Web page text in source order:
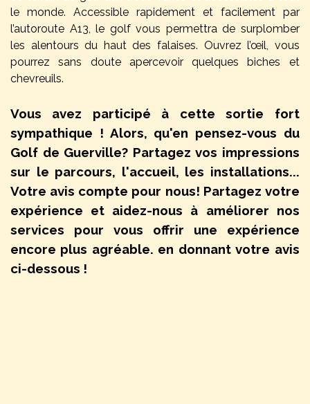
le monde. Accessible rapidement et facilement par
l’autoroute A13, le golf vous permettra de surplomber
les alentours du haut des falaises. Ouvrez l’œil, vous
pourrez sans doute apercevoir quelques biches et
chevreuils.
Vous avez participé à cette sortie fort
sympathique ! Alors, qu'en pensez-vous du
Golf de Guerville? Partagez vos impressions
sur le parcours, l'accueil, les installations...
Votre avis compte pour nous! Partagez votre
expérience et aidez-nous à améliorer nos
services pour vous offrir une expérience
encore plus agréable. en donnant votre avis
ci-dessous !